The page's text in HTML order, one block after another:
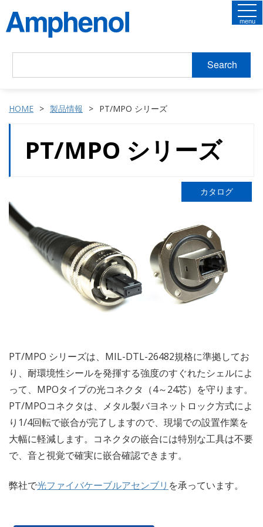
Search
menu
HOME 製品情報 PT/MPO シリーズ
PT/MPO シリーズ
カタログ
PT/MPO シリーズは、MIL-DTL-26482規格に準拠してお
り、耐環境性シールを発揮する強度のすぐれたシェルによ
って、MPOタイプの光コネクタ（4～24芯）を守ります。
PT/MPOコネクタは、メタル製バヨネットロック方式によ
り1/4回転で嵌合が完了しますので、現場での設置作業を
大幅に軽減します。コネクタの嵌合には特別な工具は不要
で、音と視覚で確実に嵌合確認できます。
弊社で光ファイバケーブルアセンブリ を承っています。